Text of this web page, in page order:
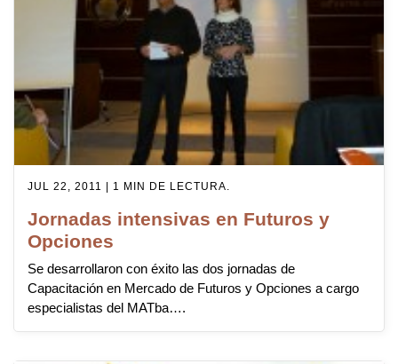
JUL 22, 2011 | 1 MIN DE LECTURA.
Jornadas intensivas en Futuros y
Opciones
Se desarrollaron con éxito las dos jornadas de
Capacitación en Mercado de Futuros y Opciones a cargo
especialistas del MATba….